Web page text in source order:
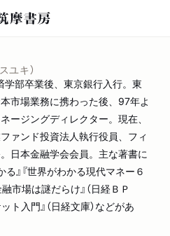
ユキ）
部卒業後、東京銀行入行。東
市場業務に携わった後、97年よ
ージングディレクター。現在、
ァンド投資法人執行役員、フィ
日本金融学会会員。主な著書に
』『世界がわかる現代マネー６
市場は謎だらけ』（日経ＢＰ
ト入門』（日経文庫）などがあ